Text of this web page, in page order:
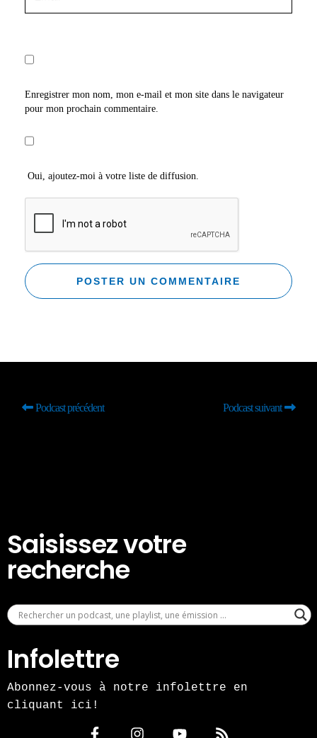
Enregistrer mon nom, mon e-mail et mon site dans le navigateur
pour mon prochain commentaire.
Oui, ajoutez-moi à votre liste de diffusion.
Podcast précédent Podcast suivant
Saisissez votre
recherche
Infolettre
Abonnez-vous à notre infolettre en
cliquant ici!